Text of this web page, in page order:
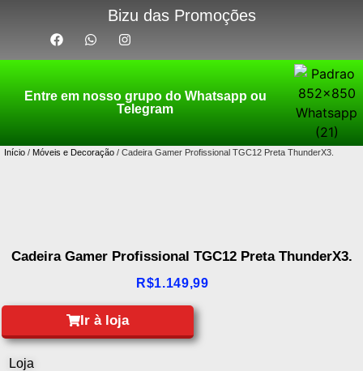
Bizu das Promoções
Entre em nosso grupo do Whatsapp ou
Telegram
Início / Móveis e Decoração / Cadeira Gamer Profissional TGC12 Preta ThunderX3.
Cadeira Gamer Profissional TGC12 Preta ThunderX3.
R$1.149,99
Ir à loja
Loja